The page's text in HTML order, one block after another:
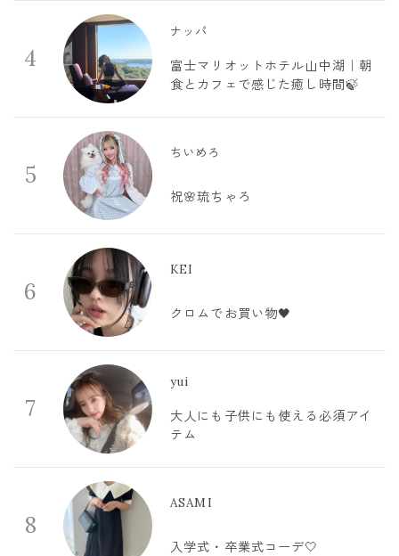
4
ナッパ
富士マリオットホテル山中湖｜朝
食とカフェで感じた癒し時間🍃
5
ちいめろ
祝🌸琉ちゃろ
6
KEI
クロムでお買い物🖤
7
yui
大人にも子供にも使える必須アイ
テム
8
ASAMI
入学式・卒業式コーデ🤍